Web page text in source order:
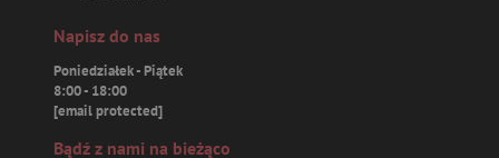
Napisz do nas
Poniedziałek - Piątek
8:00 - 18:00
[email protected]
Bądź z nami na bieżąco